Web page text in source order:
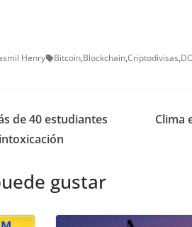
Henry Bitcoin,Blockchain,Criptodivisas,
de 40 estudiantes
Clima
gustar